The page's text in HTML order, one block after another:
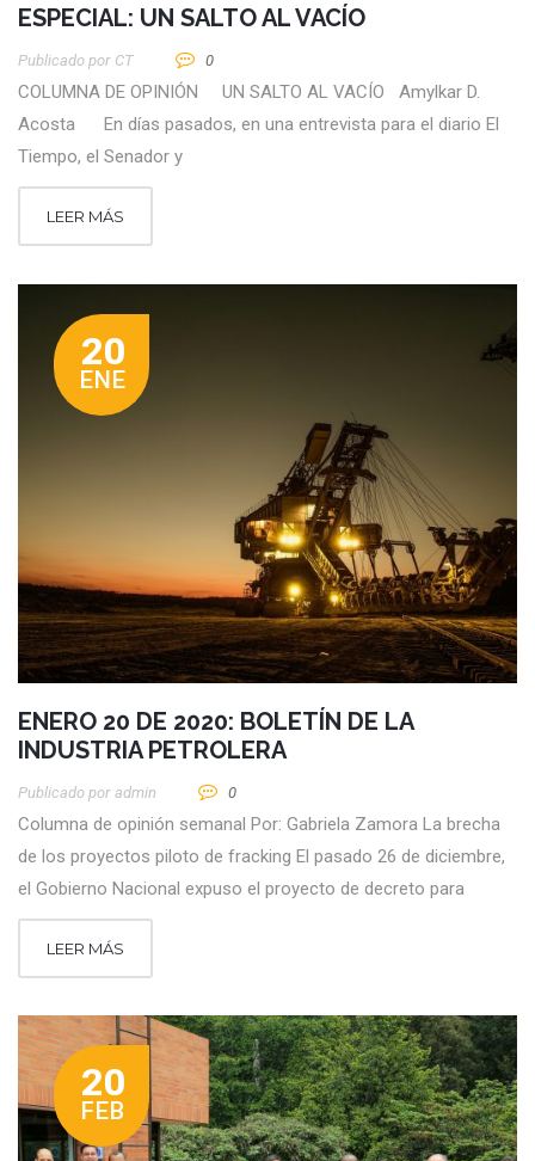
ESPECIAL: UN SALTO AL VACÍO
Publicado por CT 0
COLUMNA DE OPINIÓN UN SALTO AL VACÍO Amylkar D.
Acosta En días pasados, en una entrevista para el diario El
Tiempo, el Senador y
LEER MÁS
20
ENE
ENERO 20 DE 2020: BOLETÍN DE LA
INDUSTRIA PETROLERA
Publicado por Admin 0
Columna de opinión semanal Por: Gabriela Zamora La brecha
de los proyectos piloto de fracking El pasado 26 de diciembre,
el Gobierno Nacional expuso el proyecto de decreto para
LEER MÁS
20
FEB